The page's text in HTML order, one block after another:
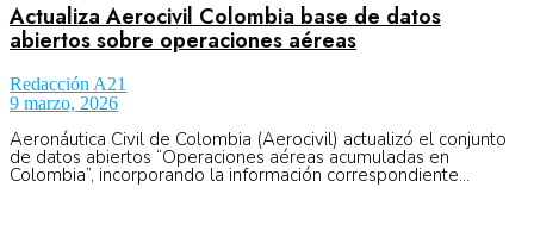
Actualiza Aerocivil Colombia base de datos
abiertos sobre operaciones aéreas
Redacción A21
9 marzo, 2026
Aeronáutica Civil de Colombia (Aerocivil) actualizó el conjunto
de datos abiertos “Operaciones aéreas acumuladas en
Colombia”, incorporando la información correspondiente...